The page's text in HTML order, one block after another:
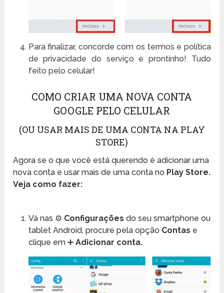
Para finalizar, concorde com os termos e política
de privacidade do serviço e prontinho! Tudo
feito pelo celular!
COMO CRIAR UMA NOVA CONTA
GOOGLE PELO CELULAR
(OU USAR MAIS DE UMA CONTA NA PLAY
STORE)
Agora se o que você está querendo é adicionar uma
nova conta e usar mais de uma conta no Play Store.
Veja como fazer:
Vá nas ⚙ Configurações do seu smartphone ou
tablet Android, procure pela opção Contas e
clique em ➕ Adicionar conta.